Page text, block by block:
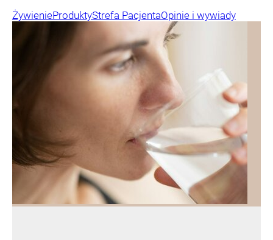
ŻywienieProduktyStrefa PacjentaOpinie i wywiady